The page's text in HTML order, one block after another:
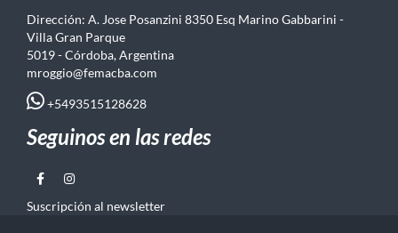
Dirección: A. Jose Posanzini 8350 Esq Marino Gabbarini -
Villa Gran Parque
5019 - Córdoba, Argentina
mroggio@femacba.com
+5493515128628
Seguinos en las redes
Suscripción al newsletter